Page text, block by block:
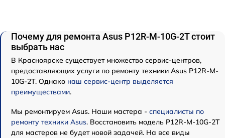
Почему для ремонта Asus P12R-M-10G-2T стоит
выбрать нас
В Красноярске существует множество сервис-центров,
предоставляющих услуги по ремонту техники Asus P12R-M-
10G-2T. Однако наш сервис-центр выделяется
преимуществами.
Мы ремонтируем Asus. Наши мастера - специалисты по
ремонту техники Asus. Восстановить модель P12R-M-10G-2T
для мастеров не будет новой задачей. На все виды